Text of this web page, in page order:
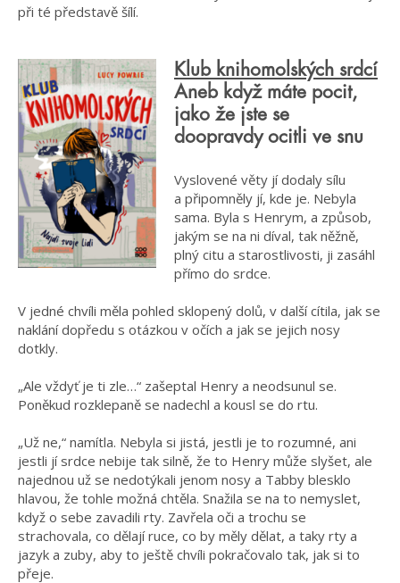
při té představě šílí.
Klub knihomolských srdcí
Aneb když máte pocit,
jako že jste se
doopravdy ocitli ve snu
Vyslovené věty jí dodaly sílu
a připomněly jí, kde je. Nebyla
sama. Byla s Henrym, a způsob,
jakým se na ni díval, tak něžně,
plný citu a starostlivosti, ji zasáhl
přímo do srdce.
V jedné chvíli měla pohled sklopený dolů, v další cítila, jak se
naklání dopředu s otázkou v očích a jak se jejich nosy
dotkly.
„Ale vždyť je ti zle…“ zašeptal Henry a neodsunul se.
Poněkud rozklepaně se nadechl a kousl se do rtu.
„Už ne,“ namítla. Nebyla si jistá, jestli je to rozumné, ani
jestli jí srdce nebije tak silně, že to Henry může slyšet, ale
najednou už se nedotýkali jenom nosy a Tabby blesklo
hlavou, že tohle možná chtěla. Snažila se na to nemyslet,
když o sebe zavadili rty. Zavřela oči a trochu se
strachovala, co dělají ruce, co by měly dělat, a taky rty a
jazyk a zuby, aby to ještě chvíli pokračovalo tak, jak si to
přeje.